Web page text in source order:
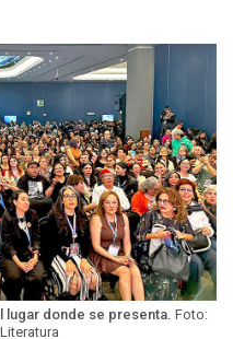
lugar donde se presenta. Foto: